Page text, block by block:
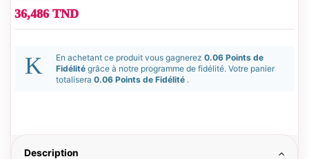
36,486 TND
En achetant ce produit vous gagnerez 0.06 Points de
Fidélité grâce à notre programme de fidélité. Votre panier
totalisera 0.06 Points de Fidélité .
Description